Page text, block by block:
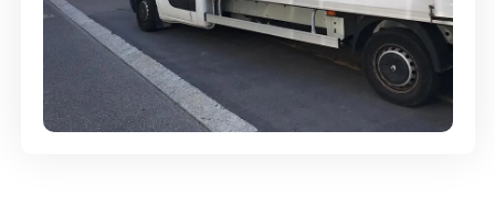
Günstige Umzüge - Hervorragender
Service